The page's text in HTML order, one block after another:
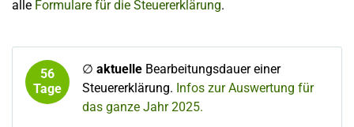
alle Formulare für die Steuererklärung.
56
Tage
∅ aktuelle Bearbeitungsdauer einer
Steuererklärung. Infos zur Auswertung für
das ganze Jahr 2025.